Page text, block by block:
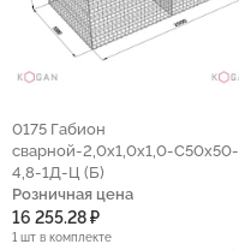
0175 Габион
сварной-2,0х1,0х1,0-С50х50-
4,8-1Д-Ц (Б)
Розничная цена
16 255.28 ₽
1 шт в комплекте